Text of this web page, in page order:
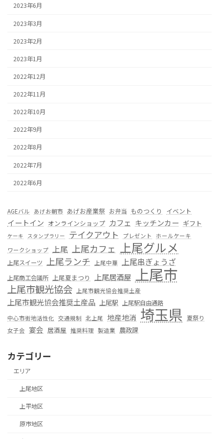
2023年6月
2023年3月
2023年2月
2023年1月
2022年12月
2022年11月
2022年10月
2022年9月
2022年8月
2022年7月
2022年6月
AGEバル あげお朝市 あげお産業祭 お弁当 ものつくり イベント
イートイン オンラインショップ カフェ キッチンカー ギフト
ケーキ スタンプラリー テイクアウト プレゼント
ホールケーキ
ワークショップ 上尾 上尾カフェ 上尾グルメ
上尾スイーツ 上尾ランチ 上尾中華 上尾串ぎょうざ
上尾商工会議所 上尾夏まつり 上尾居酒屋 上尾市
上尾市観光協会 上尾市観光協会推奨土産
上尾市観光協会推奨土産品 上尾駅 上尾駅自由通路
中心市街地活性化 交通規制 北上尾 地産地消 埼玉県 夏祭り
女子会 宴会 居酒屋 推奨料理 製造業 農政課
カテゴリー
エリア
上尾地区
上平地区
原市地区